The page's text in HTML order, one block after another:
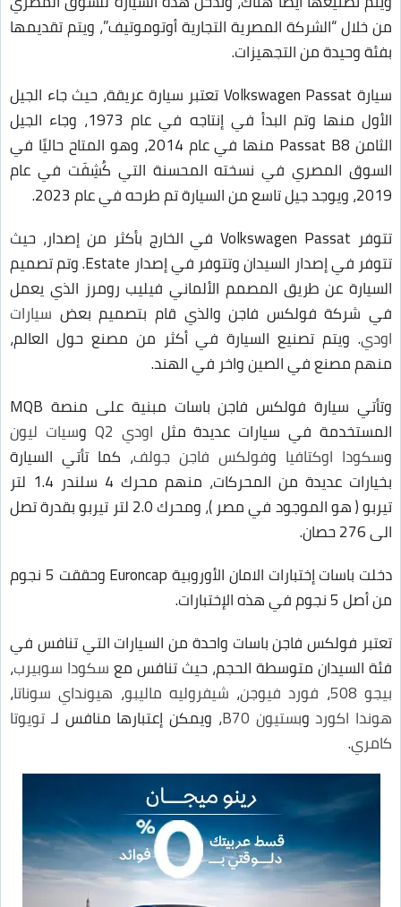
من خلال “الشركة المصرية التجارية أوتوموتيف”، ويتم تقديمها
بفئة وحيدة من التجهيزات.
سيارة Volkswagen Passat تعتبر سيارة عريقة، حيث جاء الجيل
الأول منها وتم البدأ في إنتاجه في عام 1973، وجاء الجيل
الثامن Passat B8 منها في عام 2014، وهو المتاح حاليًا في
السوق المصري في نسخته المحسنة التي كُشِفَت في عام
2019، ويوجد جيل تاسع من السيارة تم طرحه في عام 2023.
تتوفر Volkswagen Passat في الخارج بأكثر من إصدار، حيث
تتوفر في إصدار السيدان وتتوفر في إصدار Estate. وتم تصميم
السيارة عن طريق المصمم الألماني فيليب رومرز الذي يعمل
في شركة فولكس فاجن والذي قام بتصميم بعض سيارات
اودي. ويتم تصنيع السيارة في أكثر من مصنع حول العالم،
منهم مصنع في الصين واخر في الهند.
وتأتي سيارة فولكس فاجن باسات مبنية على منصة MQB
المستخدمة في سيارات عديدة مثل اودي Q2 وسيات ليون
وسكودا اوكتافيا وفولكس فاجن جولف، كما تأتي السيارة
بخيارات عديدة من المحركات، منهم محرك 4 سلندر 1.4 لتر
تيربو ( هو الموجود في مصر )، ومحرك 2.0 لتر تيربو بقدرة تصل
الى 276 حصان.
دخلت باسات إختبارات الامان الأوروبية Euroncap وحققت 5 نجوم
من أصل 5 نجوم في هذه الإختبارات.
تعتبر فولكس فاجن باسات واحدة من السيارات التي تنافس في
فئة السيدان متوسطة الحجم، حيث تنافس معسكودا سوبيرب،
بيجو 508
، فورد فيوجن، شيفروليه ماليبو، هيونداي سوناتا،
هوندا اكوردوبستيون B70 ، ويمكن إعتبارها منافس لـ تويوتا
كامري.